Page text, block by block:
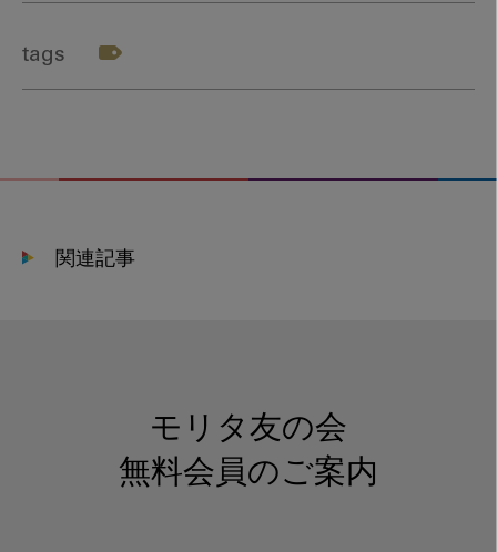
リ
ン
シ
ト
30
tags
関連記事
モリタ友の会
無料会員のご案内